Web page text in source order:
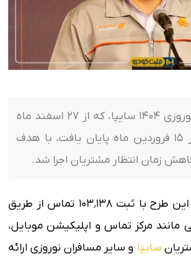
طرح خدمات و امداد نوروزی ۱۴۰۴ سایپا، که از ۲۷ اسفند ماه
سال گذشته آغاز و در ۱۵ فروردین ماه پایان یافت، با هدف
زمان انتظار مشتریان اجرا شد.
به گزارش مثبت خودرو، این طرح با ثبت ۱۰۳٬۱۳۸ تماس از طریق
مانند مرکز تماس و اپلیکیشن موبایل،
سایپا و سایر مسافران نوروزی ارائه